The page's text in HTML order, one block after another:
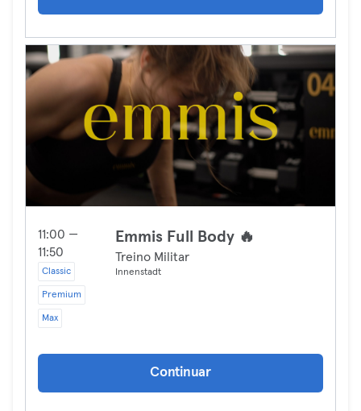
11:00 —
11:50
Classic
Premium
Max
Emmis Full Body 🔥
Treino Militar
Innenstadt
Continuar